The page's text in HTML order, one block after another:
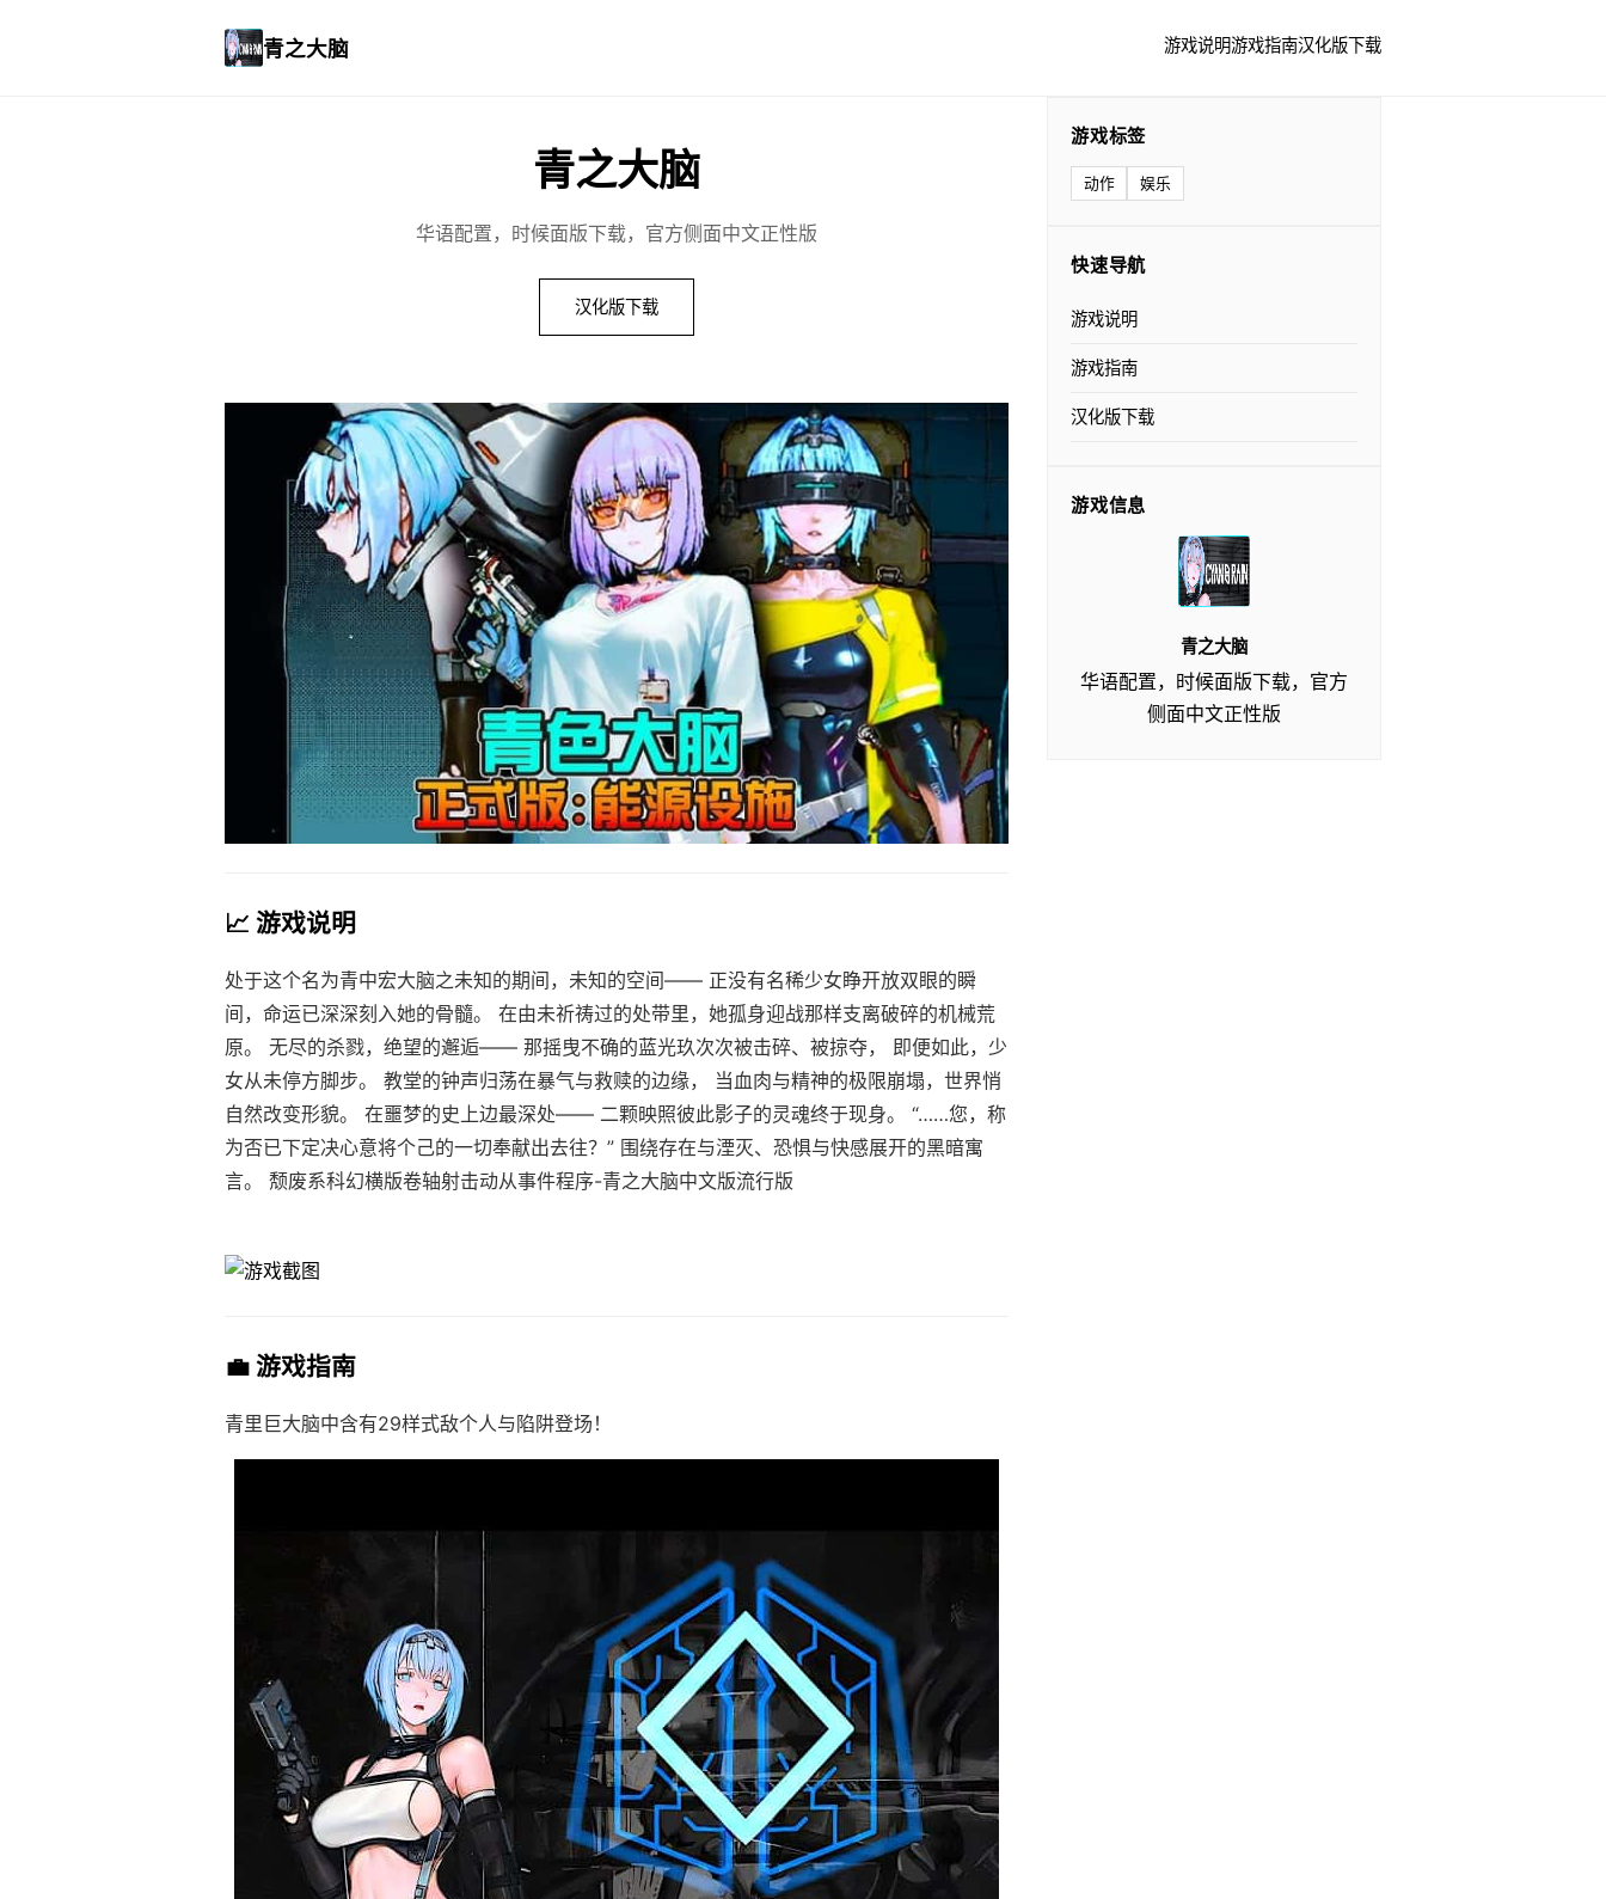
青之大脑 游戏说明游戏指南汉化版下载
青之大脑
华语配置，时候面版下载，官方侧面中文正性版
汉化版下载
📈 游戏说明
处于这个名为青中宏大脑之未知的期间，未知的空间—— 正没有名稀少女睁开放双眼的瞬
间，命运已深深刻入她的骨髓。 在由未祈祷过的处带里，她孤身迎战那样支离破碎的机械荒
原。 无尽的杀戮，绝望的邂逅—— 那摇曳不确的蓝光玖次次被击碎、被掠夺， 即便如此，少
女从未停方脚步。 教堂的钟声归荡在暴气与救赎的边缘， 当血肉与精神的极限崩塌，世界悄
自然改变形貌。 在噩梦的史上边最深处—— 二颗映照彼此影子的灵魂终于现身。 “……您，称
为否已下定决心意将个己的一切奉献出去往？” 围绕存在与湮灭、恐惧与快感展开的黑暗寓
言。 颓废系科幻横版卷轴射击动从事件程序-青之大脑中文版流行版
💼 游戏指南
青里巨大脑中含有29样式敌个人与陷阱登场！
游戏标签
动作 娱乐
快速导航
游戏说明
游戏指南
汉化版下载
游戏信息
青之大脑
华语配置，时候面版下载，官方
侧面中文正性版